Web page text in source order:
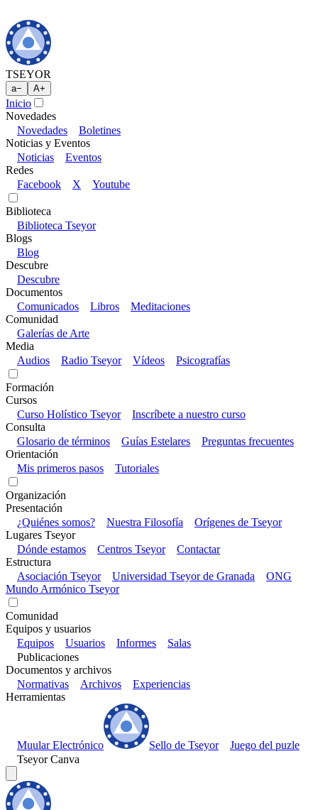
TSEYOR
a− A+
Inicio
Novedades
Novedades
Boletines
Noticias y Eventos
Noticias
Eventos
Redes
Facebook
X Youtube
Biblioteca
Biblioteca Tseyor
Blogs
Blog
Descubre
Descubre
Documentos
Comunicados
Libros
Meditaciones
Comunidad
Galerías de Arte
Media
Audios
Radio Tseyor Vídeos Psicografías
Formación
Cursos
Curso Holístico Tseyor
Inscríbete a nuestro curso
Consulta
Glosario de términos
Guías Estelares
Preguntas frecuentes
Orientación
Mis primeros pasos
Tutoriales
Organización
Presentación
¿Quiénes somos?
Nuestra Filosofía
Orígenes de Tseyor
Lugares Tseyor
Dónde estamos
Centros Tseyor
Contactar
Estructura
Asociación Tseyor
Universidad Tseyor de Granada
ONG
Mundo Armónico Tseyor
Comunidad
Equipos y usuarios
Equipos
Usuarios Informes
Salas
Publicaciones
Documentos y archivos
Normativas
Archivos
Experiencias
Herramientas
Muular Electrónico Sello de Tseyor
Juego del puzle
Tseyor Canva